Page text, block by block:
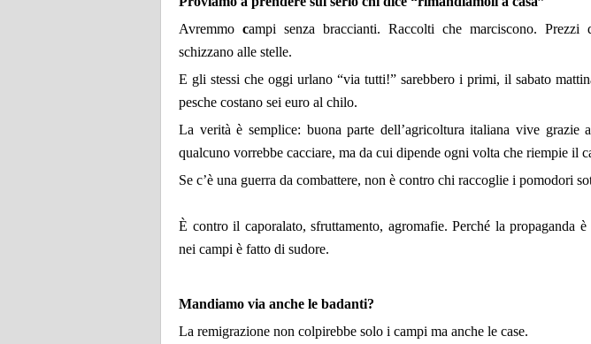
Avremmo campi senza braccianti. Raccolti che marciscono. Prezzi
schizzano alle stelle.
E gli stessi che oggi urlano “via tutti!” sarebbero i primi, il sabato
pesche costano sei euro al chilo.
La verità è semplice: buona parte dell’agricoltura italiana vive grazie
qualcuno vorrebbe cacciare, ma da cui dipende ogni volta che riempie il
Se c’è una guerra da combattere, non è contro chi raccoglie i pomodori
È contro il caporalato, sfruttamento, agromafie. Perché la propaganda
nei campi è fatto di sudore.
Mandiamo via anche le badanti?
La remigrazione non colpirebbe solo i campi ma anche le case.